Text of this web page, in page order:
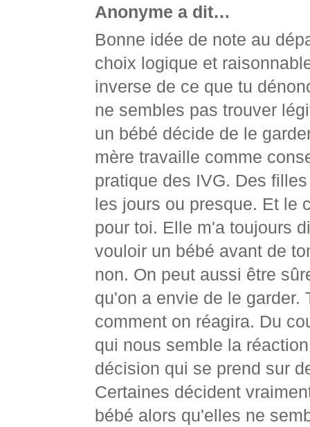
Anonyme a dit…
Bonne idée de note au
choix logique et
inverse de ce que tu
ne sembles pas trouver
un bébé décide de le
mère travaille comme
pratique des IVG. Des
les jours ou presque. Et le
pour toi. Elle m'a toujours
vouloir un bébé avant de
non. On peut aussi être
qu'on a envie de le garder.
comment on réagira. Du
qui nous semble la
décision qui se prend sur
Certaines décident
bébé alors qu'elles ne